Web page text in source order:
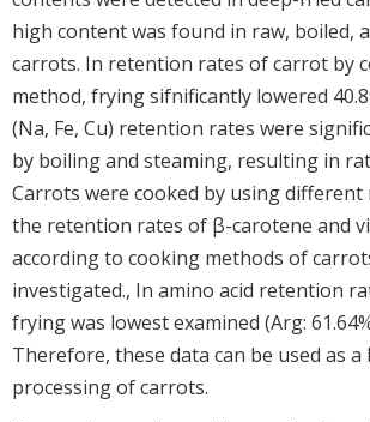
high content was found in raw, boiled,
carrots. In retention rates of carrot by
method, frying sifnificantly lowered
(Na, Fe, Cu) retention rates were
by boiling and steaming, resulting in
Carrots were cooked by using different
the retention rates of β-carotene and
according to cooking methods of
investigated., In amino acid retention
frying was lowest examined (Arg:
Therefore, these data can be used as
processing of carrots.